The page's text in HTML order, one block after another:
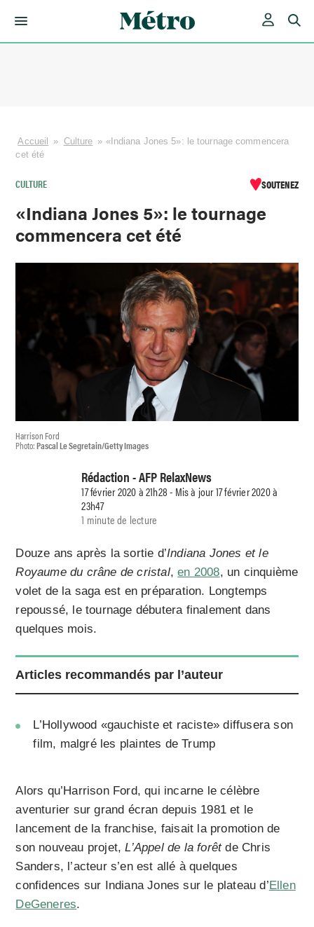
Accueil » Culture » «Indiana Jones 5»: le tournage commencera
cet été
CULTURE SOUTENEZ
«Indiana Jones 5»: le tournage
commencera cet été
Harrison Ford
Photo:Pascal Le Segretain/Getty Images
Rédaction - AFP RelaxNews
17 février 2020 à 21h28 - Mis à jour 17 février 2020 à
23h47
1 minute de lecture
Douze ans après la sortie d’Indiana Jones et le
Royaume du crâne de cristal,en 2008, un cinquième
volet de la saga est en préparation. Longtemps
repoussé, le tournage débutera finalement dans
quelques mois.
Articles recommandés par l’auteur
L’Hollywood «gauchiste et raciste» diffusera son
film, malgré les plaintes de Trump
Alors qu’Harrison Ford, qui incarne le célèbre
aventurier sur grand écran depuis 1981 et le
lancement de la franchise, faisait la promotion de
son nouveau projet,L’Appel de la forêtde Chris
Sanders, l’acteur s’en est allé à quelques
confidences sur Indiana Jones sur le plateau d’Ellen
DeGeneres.